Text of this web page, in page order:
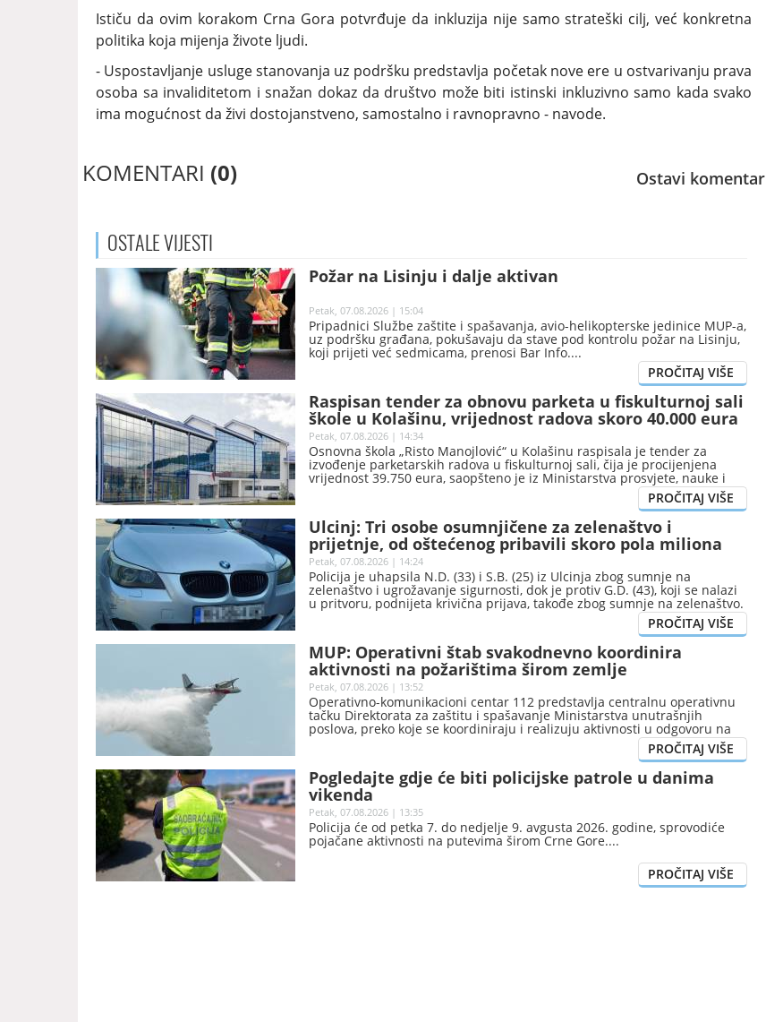
Ističu da ovim korakom Crna Gora potvrđuje da inkluzija nije samo strateški cilj, već konkretna
politika koja mijenja živote ljudi.
- Uspostavljanje usluge stanovanja uz podršku predstavlja početak nove ere u ostvarivanju prava
osoba sa invaliditetom i snažan dokaz da društvo može biti istinski inkluzivno samo kada svako
ima mogućnost da živi dostojanstveno, samostalno i ravnopravno - navode.
KOMENTARI (0) Ostavi komentar
OSTALEVIJESTI
Požar na Lisinju i dalje aktivan
Petak, 07.08.2026 | 15:04
Pripadnici Službe zaštite i spašavanja, avio-helikopterske jedinice MUP-a,
uz podršku građana, pokušavaju da stave pod kontrolu požar na Lisinju,
koji prijeti već sedmicama, prenosi Bar Info.
Raspisan tender za obnovu parketa u fiskulturnoj sali
škole u Kolašinu, vrijednost radova skoro 40.000 eura
Petak, 07.08.2026 | 14:34
Osnovna škola „Risto Manojlović“ u Kolašinu raspisala je tender za
izvođenje parketarskih radova u fiskulturnoj sali, čija je procijenjena
vrijednost 39.750 eura, saopšteno je iz Ministarstva prosvjete, nauke i
Ulcinj: Tri osobe osumnjičene za zelenaštvo i
prijetnje, od oštećenog pribavili skoro pola miliona
eura
Petak, 07.08.2026 | 14:24
Policija je uhapsila N.D. (33) i S.B. (25) iz Ulcinja zbog sumnje na
zelenaštvo i ugrožavanje sigurnosti, dok je protiv G.D. (43), koji se nalazi
u pritvoru, podnijeta krivična prijava, takođe zbog sumnje na zelenaštvo.
Kako je saopšteno iz Uprave policije, osumnjičeni su navodno na štetu
H.A. pribavili protivpravnu imovinsku korist u iznosu od oko 460.000
eura.
MUP: Operativni štab svakodnevno koordinira
aktivnosti na požarištima širom zemlje
Petak, 07.08.2026 | 13:52
Operativno-komunikacioni centar 112 predstavlja centralnu operativnu
tačku Direktorata za zaštitu i spašavanje Ministarstva unutrašnjih
poslova, preko koje se koordiniraju i realizuju aktivnosti u odgovoru na
požare i druge događaje iz nadležnosti Direktorata, saopšteno je iz tog
Pogledajte gdje će biti policijske patrole u danima
vikenda
Petak, 07.08.2026 | 13:35
Policija će od petka 7. do nedjelje 9. avgusta 2026. godine, sprovodiće
pojačane aktivnosti na putevima širom Crne Gore.